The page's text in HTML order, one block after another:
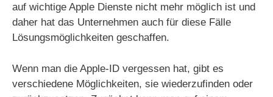
auf wichtige Apple Dienste nicht mehr möglich ist und
daher hat das Unternehmen auch für diese Fälle
Lösungsmöglichkeiten geschaffen.
Wenn man die Apple-ID vergessen hat, gibt es
verschiedene Möglichkeiten, sie wiederzufinden oder